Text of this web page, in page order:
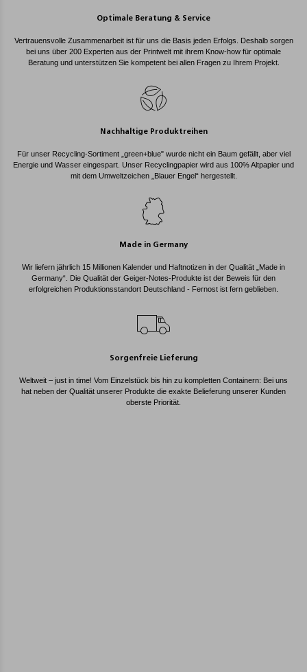
Optimale Beratung & Service
Vertrauensvolle Zusammenarbeit ist für uns die Basis jeden Erfolgs. Deshalb sorgen
bei uns über 200 Experten aus der Printwelt mit ihrem Know-how für optimale
Beratung und unterstützen Sie kompetent bei allen Fragen zu Ihrem Projekt.
Nachhaltige Produktreihen
Für unser Recycling-Sortiment „green+blue" wurde nicht ein Baum gefällt, aber viel
Energie und Wasser eingespart. Unser Recyclingpapier wird aus 100% Altpapier und
mit dem Umweltzeichen „Blauer Engel“ hergestellt.
Made in Germany
Wir liefern jährlich 15 Millionen Kalender und Haftnotizen in der Qualität „Made in
Germany“. Die Qualität der Geiger-Notes-Produkte ist der Beweis für den
erfolgreichen Produktionsstandort Deutschland - Fernost ist fern geblieben.
Sorgenfreie Lieferung
Weltweit – just in time! Vom Einzelstück bis hin zu kompletten Containern: Bei uns
hat neben der Qualität unserer Produkte die exakte Belieferung unserer Kunden
oberste Priorität.